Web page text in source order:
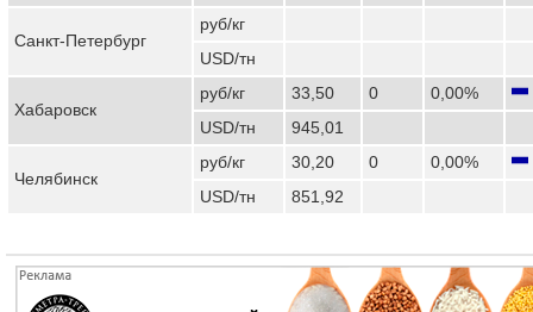
Санкт-Петербург
руб/кг
USD/тн
Хабаровск
руб/кг 33,50 0
0,00%
USD/тн
945,01
Челябинск
руб/кг 30,20 0
0,00%
USD/тн
851,92